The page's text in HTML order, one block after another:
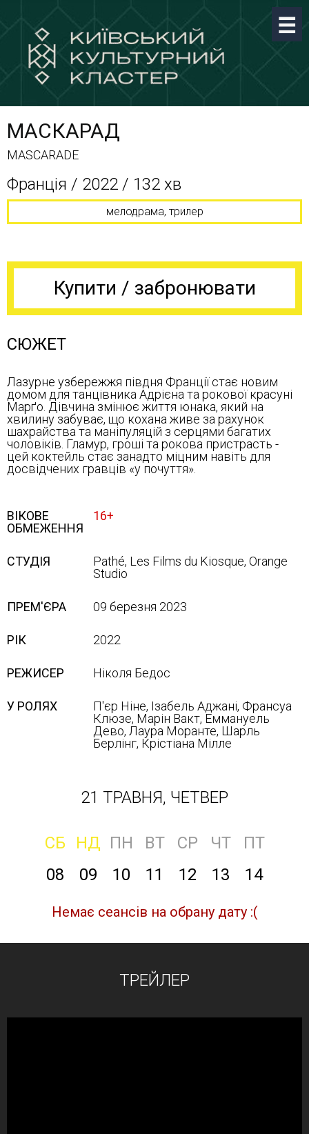
МАСКАРАД
MASCARADE
Франція / 2022 / 132 хв
мелодрама, трилер
Купити / забронювати
СЮЖЕТ
Лазурне узбережжя півдня Франції стає новим
домом для танцівника Адрієна та рокової красуні
Марґо. Дівчина змінює життя юнака, який на
хвилину забуває, що кохана живе за рахунок
шахрайства та маніпуляцій з серцями багатих
чоловіків. Гламур, гроші та рокова пристрасть -
цей коктейль стає занадто міцним навіть для
досвідчених гравців «у почуття».
ВІКОВЕ
ОБМЕЖЕННЯ
16+
СТУДІЯ
Pathé, Les Films du Kiosque, Orange
Studio
ПРЕМ'ЄРА 09 березня 2023
РІК 2022
РЕЖИСЕР Ніколя Бедос
У РОЛЯХ
П'єр Ніне, Ізабель Аджані, Франсуа
Клюзе, Марін Вакт, Еммануель
Дево, Лаура Моранте, Шарль
Берлінг, Крістіана Мілле
21 ТРАВНЯ, ЧЕТВЕР
СБ НД ПН ВТ СР ЧТ
ПТ
08
09 10 11 12 13 14
Немає сеансів на обрану дату :(
ТРЕЙЛЕР